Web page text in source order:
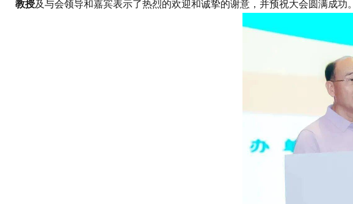
教授及与会领导和嘉宾表示了热烈的欢迎和诚挚的谢意，并预祝大会圆满成功。